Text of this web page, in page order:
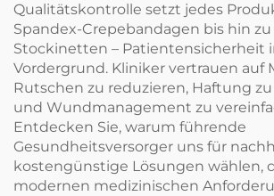
Qualitätskontrolle setzt jedes
Spandex-Crepebandagen bis hin
Stockinetten – Patientensicherheit
Vordergrund. Kliniker vertrauen auf
Rutschen zu reduzieren, Haftung
und Wundmanagement zu
Entdecken Sie, warum führende
Gesundheitsversorger uns für
kostengünstige Lösungen wählen,
modernen medizinischen